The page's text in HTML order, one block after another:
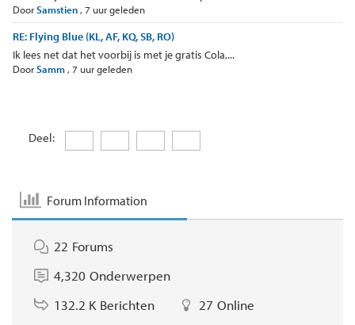
DoorSamstien, 7 uur geleden
RE: Flying Blue (KL, AF, KQ, SB, RO)
Ik lees net dat het voorbij is met je gratis Cola,...
DoorSamm, 7 uur geleden
Deel:
Forum Information
22 Forums
4,320 Onderwerpen
132.2 K Berichten 27 Online